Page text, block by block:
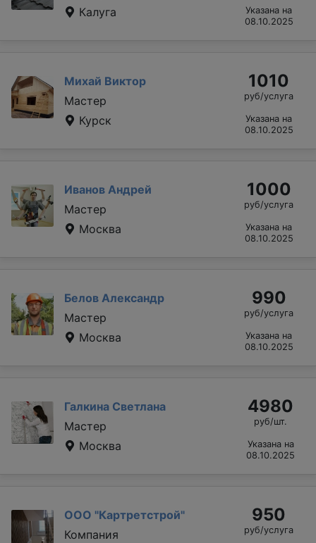
Калуга
Указана на
08.10.2025
Михай Виктор
Мастер
Курск
1010
руб/услуга
Указана на
08.10.2025
Иванов Андрей
Мастер
Москва
1000
руб/услуга
Указана на
08.10.2025
Белов Александр
Мастер
Москва
990
руб/услуга
Указана на
08.10.2025
Галкина Светлана
Мастер
Москва
4980
руб/шт.
Указана на
08.10.2025
ООО "Картретстрой"
Компания
950
руб/услуга